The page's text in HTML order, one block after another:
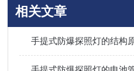
相关文章
手提式防爆探照灯的结构